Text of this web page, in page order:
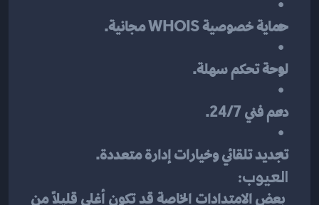
حماية خصوصية WHOIS مجانية.
لوحة تحكم سهلة.
دعم فني 24/7.
تجديد تلقائي وخيارات إدارة متعددة.
العيوب: